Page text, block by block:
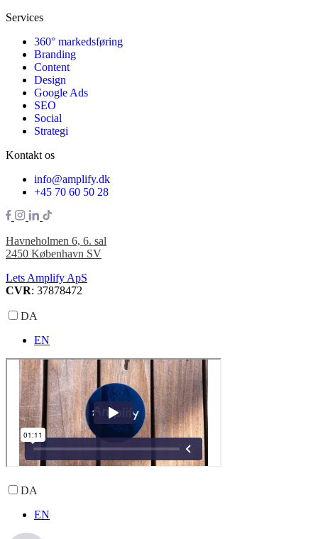
Services
360° markedsføring
Branding
Content
Design
Google Ads
SEO
Social
Strategi
Kontakt os
info@amplify.dk
+45 70 60 50 28
Havneholmen 6, 6. sal
2450 København SV
Lets Amplify ApS
CVR: 37878472
DA
EN
DA
EN